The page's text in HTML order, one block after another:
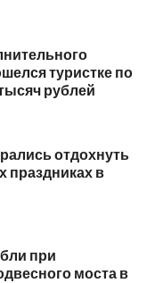
туристке по
рублей
отдохнуть
праздниках в
при
моста в